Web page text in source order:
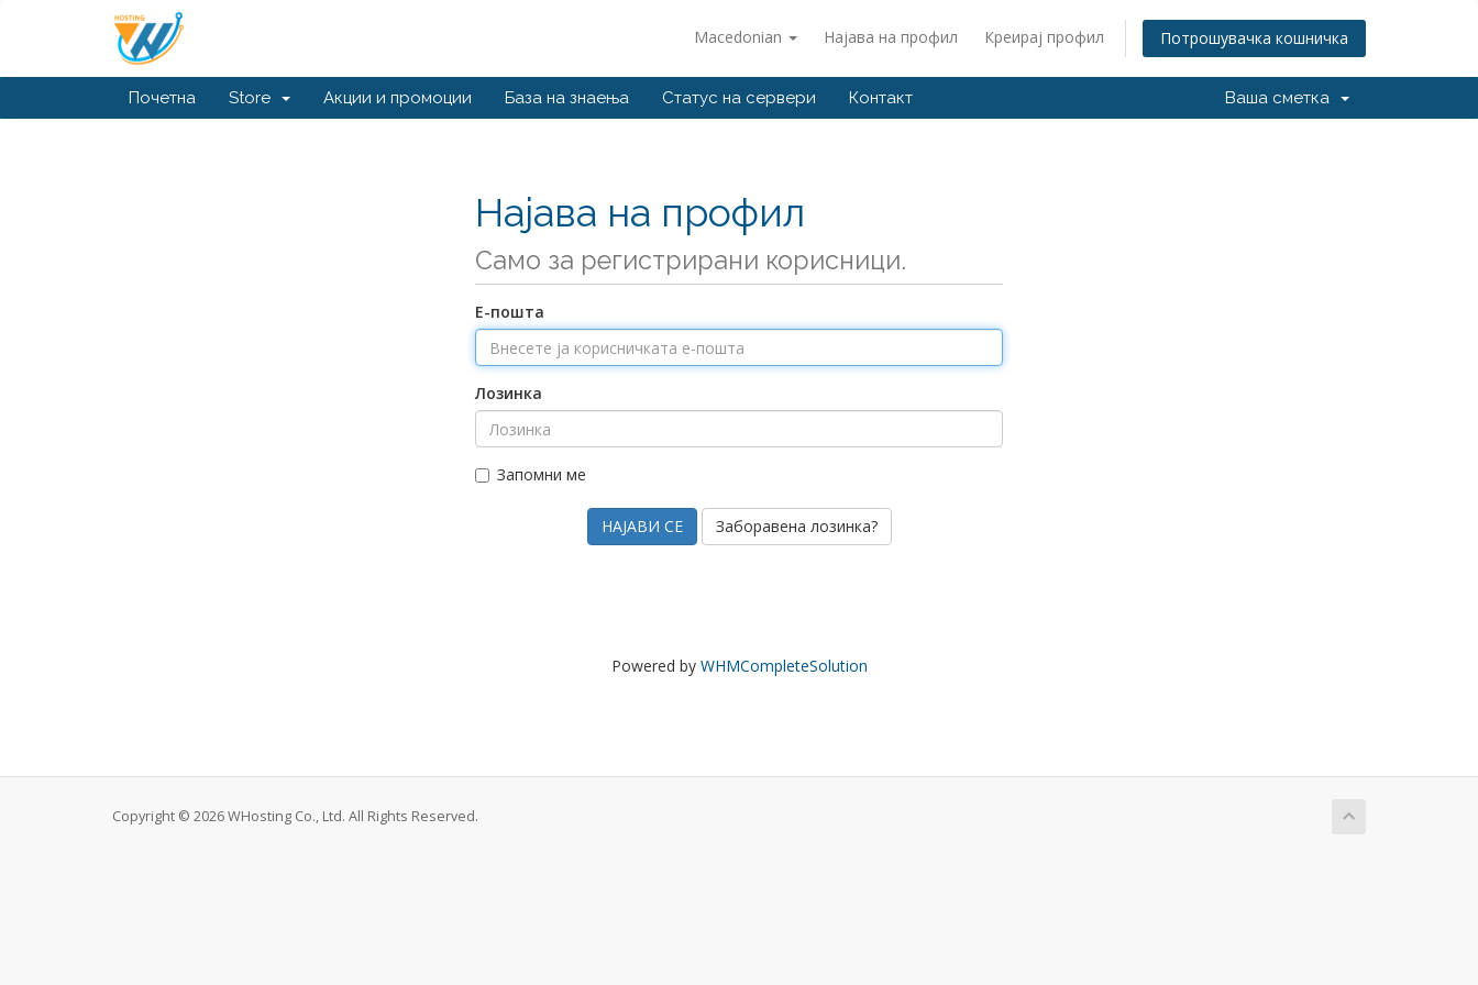
Macedonian Најава на профил Креирај профил Потрошувачка кошничка
Почетна Store Акции и промоции База на знаења Статус на сервери Контакт Ваша сметка
Најава на профил
Само за регистрирани корисници.
Е-пошта
Лозинка
Запомни ме
Заборавена лозинка?
Powered by WHMCompleteSolution
Copyright © 2026 WHosting Co., Ltd. All Rights Reserved.